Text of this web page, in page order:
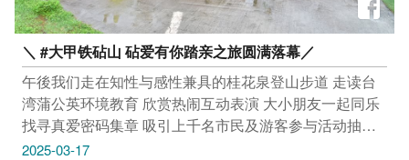
＼ #大甲铁砧山 砧爱有你踏亲之旅圆满落幕／
午後我们走在知性与感性兼具的桂花泉登山步道 走读台
湾蒲公英环境教育 欣赏热闹互动表演 大小朋友一起同乐
找寻真爱密码集章 吸引上千名市民及游客参与活动抽奖
拿好礼 共享「砧爱有你」的幸福时光 感谢每一位热情参
2025-03-17